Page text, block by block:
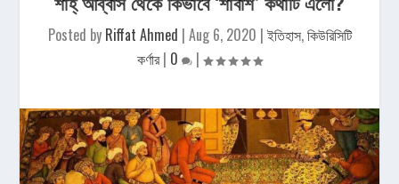
Posted by Riffat Ahmed | Aug 6, 2020 |ইতিহাস,কিউরিসিটি
কর্ণার| 0 |